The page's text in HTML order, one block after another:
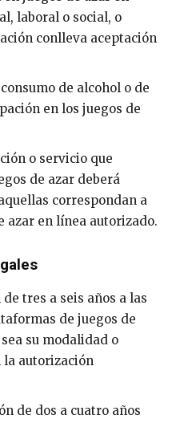
laboral o social, o
conlleva aceptación
de alcohol o de
en los juegos de
o servicio que
de azar deberá
correspondan a
azar en línea autorizado.
tres a seis años a las
de juegos de
su modalidad o
la autorización
de dos a cuatro años